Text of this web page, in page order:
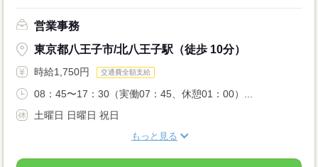
営業事務
東京都八王子市/北八王子駅（徒歩 10分）
時給1,750円 交通費全額支給
08：45〜17：30（実働07：45、休憩01：00）...
土曜日 日曜日 祝日
もっと見る